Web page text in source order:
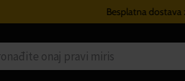
Besplatna dostava za